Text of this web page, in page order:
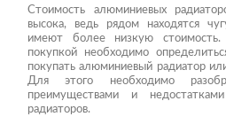
Стоимость алюминиевых
высока, ведь рядом находятся
имеют более низкую
покупкой необходимо
покупать алюминиевый радиатор
Для этого необходимо
преимуществами и
радиаторов.